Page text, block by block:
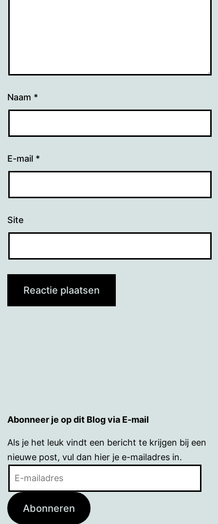
Naam *
E-mail *
Site
Abonneer je op dit Blog via E-mail
Als je het leuk vindt een bericht te krijgen bij een
nieuwe post, vul dan hier je e-mailadres in.
Abonneren